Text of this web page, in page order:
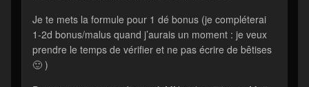
Je te mets la formule pour 1 dé bonus (je compléterai
1-2d bonus/malus quand j’aurais un moment : je veux
prendre le temps de vérifier et ne pas écrire de bêtises
🙂 )